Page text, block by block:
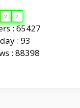
2 7
: 65427
: 93
: 88398